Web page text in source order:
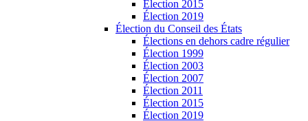
Élection 2015
Élection 2019
Élection du Conseil des États
Élections en dehors cadre régulier
Élection 1999
Élection 2003
Élection 2007
Élection 2011
Élection 2015
Élection 2019